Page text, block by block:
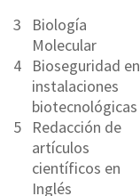
3
Biología
Molecular
4
Bioseguridad en
instalaciones
biotecnológicas
5
Redacción de
artículos
científicos en
Inglés